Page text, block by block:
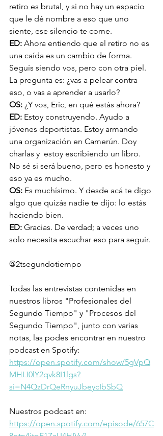
retiro es brutal, y si no hay un espacio
que le dé nombre a eso que uno
siente, ese silencio te come.
ED: Ahora entiendo que el retiro no es
una caída es un cambio de forma.
Seguís siendo vos, pero con otra piel.
La pregunta es: ¿vas a pelear contra
eso, o vas a aprender a usarlo?
OS: ¿Y vos, Eric, en qué estás ahora?
ED: Estoy construyendo. Ayudo a
jóvenes deportistas. Estoy armando
una organización en Camerún. Doy
charlas y  estoy escribiendo un libro.
No sé si será bueno, pero es honesto y
eso ya es mucho.
OS: Es muchísimo. Y desde acá te digo
algo que quizás nadie te dijo: lo estás
haciendo bien.
ED: Gracias. De verdad; a veces uno
solo necesita escuchar eso para seguir.
@2tsegundotiempo
Todas las entrevistas contenidas en
nuestros libros "Profesionales del
Segundo Tiempo" y "Procesos del
Segundo Tiempo", junto con varias
notas, las podes encontrar en nuestro
podcast en Spotify:
https://open.spotify.com/show/5gVpQ
MHLI0lY2qvk8I1lgs?
si=N4QzDrQeRnyuJbeycIbSbQ
Nuestros podcast en:
https://open.spotify.com/episode/657C